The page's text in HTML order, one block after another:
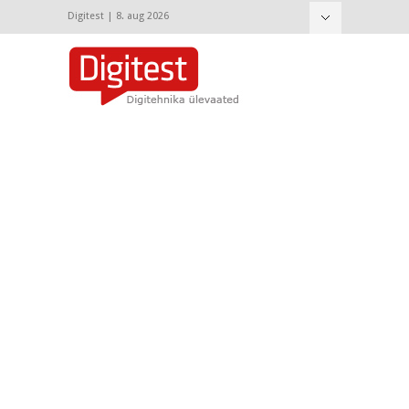
Digitest | 8. aug 2026